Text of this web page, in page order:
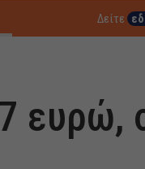
Δείτε
ευρώ,